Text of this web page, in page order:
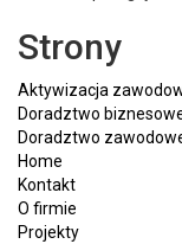
Strony
Aktywizacja
Doradztwo
Doradztwo
Home
Kontakt
O firmie
Projekty